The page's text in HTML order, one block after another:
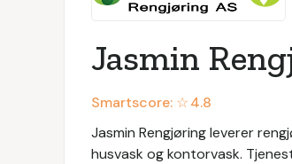
Jasmin
Smartscore: ☆4.8
Jasmin Rengjøring leverer
husvask og kontorvask.